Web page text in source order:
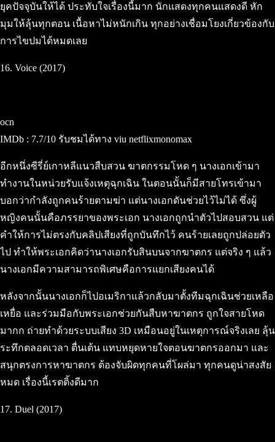
ยุคปัจจุบันให้ได้ ประทับใจเรื่องนี้มาก นักแสดงทุกคนแสดงดี หัก
มุมให้ลุ้นทุกตอน เนื้อหาไม่หนักเกิน ทุกอย่างเชื่อมโยงเกี่ยวข้องกับ
การไขปมได้หมดเลย
16. Voice (2017)
ocn
IMDb : 7.7/10 รับชมได้ทาง viu netflixmonomax
อีกหนึ่งซีรี่ย์เกาหลีแนวสืบสวน ฆาตกรรมโหด ๆ นางเอกเข้ามา
ทำงานในหน่วยรับแจ้งเหตุฉุกเฉิน ในตอนนั้นก็มีสายโทรเข้ามา
บอกว่ากำลังถูกคนร้ายตามฆ่า แต่นางเอกดันช่วยไว้ไม่ได้ ซึ่งผู้
หญิงคนนั้นคือภรรยาของพระเอก นางเอกถูกนำตัวไปสอบสวน แต่
คำให้การไม่ตรงกับคลิปเสียงที่ถูกบันทึกไว้ คนร้ายเลยถูกปล่อยตัว
ไป ทำให้พระเอกคิดว่านางเอกรับสินบนจากฆาตกร แต่จริง ๆ แล้ว
นางเอกมีความสามารถพิเศษคือการแยกเสียงคนได้
หลังจากนั้นนางเอกก็ไปอเมริกาแล้วกลับมาตั้งทีมฉุกเฉินช่วยเหลือ
เหยื่อ และร่วมมือกับพระเอกช่วยกันสืบหาฆาตกร ถูกใจสายโหด
มากก ถ่ายทำด้วยระบบเสียง 3D เหมือนอยู่ในเหตุการณ์จริงเลย ลุ้น
ระทึกตลอดเวลา ตื่นเต้น แทบหยุดหายใจตอนฆาตกรออกมา และ
สนุกตรงการหาฆาตกร ต้องจับผิดทุกคนที่โผล่มา ทุกคนดูน่าสงสัย
หมด เรื่องนี้เรตติ้งดีมาก
17. Duel (2017)